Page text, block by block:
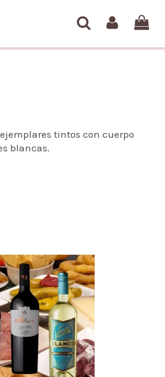
tintos con cuerpo
blancas.